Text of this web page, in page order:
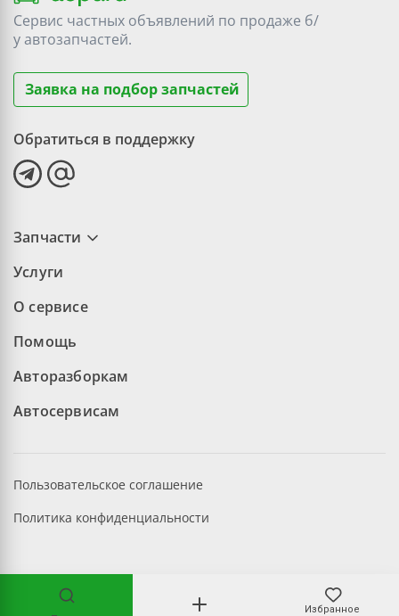
Избранное
Сервис частных объявлений по продаже б/
уавтозапчастей.
Заявка на подбор запчастей
Обратиться в поддержку
Запчасти
Услуги
О сервисе
Помощь
Авторазборкам
Автосервисам
©2026 aopt.ru — Все права защищены
Пользовательское соглашение
Политика конфиденциальности